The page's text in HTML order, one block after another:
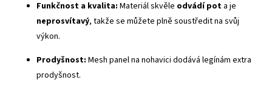
Funkčnost a kvalita: Materiál skvěle odvádí pot a je
neprosvítavý, takže se můžete plně soustředit na svůj
výkon.
Prodyšnost: Mesh panel na nohavici dodává legínám extra
prodyšnost.